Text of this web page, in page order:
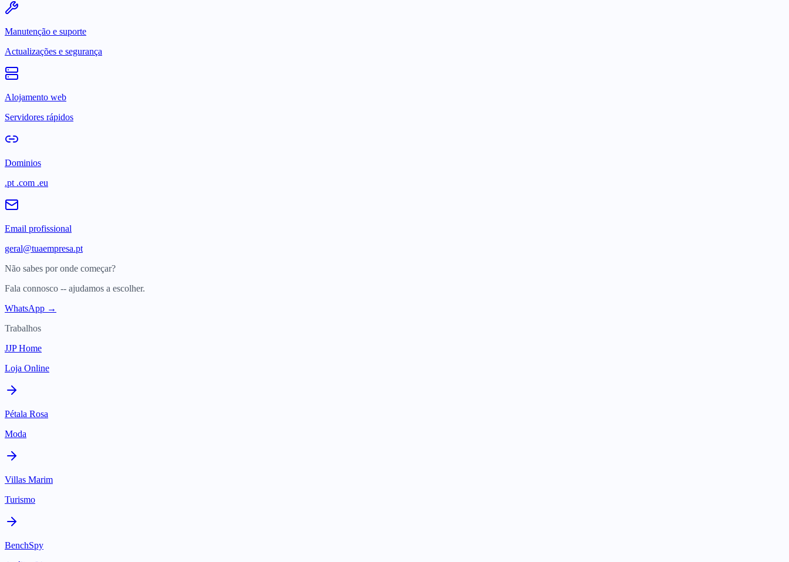
Manutenção e suporte
Actualizações e segurança
Alojamento web
Servidores rápidos
Dominios
.pt .com .eu
Email profissional
geral@tuaempresa.pt
Não sabes por onde começar?
Fala connosco -- ajudamos a escolher.
WhatsApp →
Trabalhos
JJP Home
Loja Online
Pétala Rosa
Moda
Villas Marim
Turismo
BenchSpy